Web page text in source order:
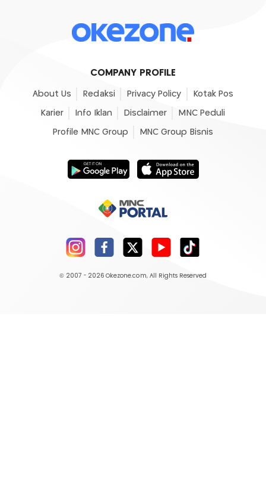
COMPANY PROFILE
About Us Redaksi Privacy Policy Kotak Pos
Karier Info Iklan Disclaimer MNC Peduli
Profile MNC Group MNC Group Bisnis
© 2007 - 2026 Okezone.com, All Rights Reserved